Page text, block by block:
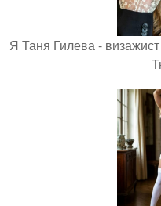
Я Таня Гилева -